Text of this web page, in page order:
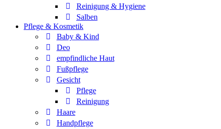
Reinigung & Hygiene
Salben
Pflege & Kosmetik
Baby & Kind
Deo
empfindliche Haut
Fußpflege
Gesicht
Pflege
Reinigung
Haare
Handpflege